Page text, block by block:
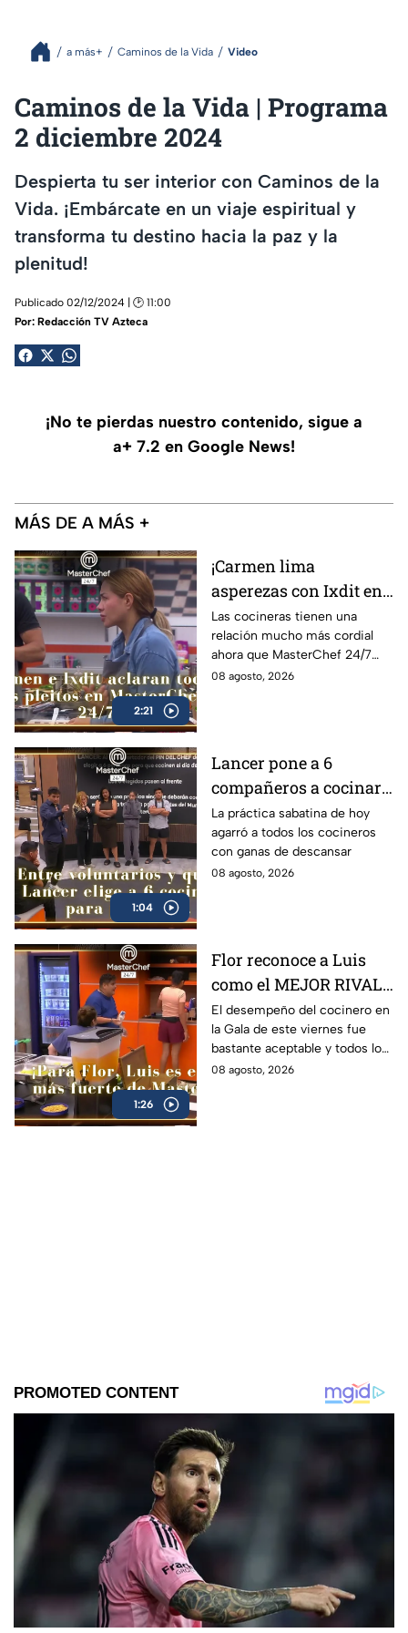
a más+ Caminos de la Vida Video
Caminos de la Vida | Programa
2 diciembre 2024
Despierta tu ser interior con Caminos de la
Vida. ¡Embárcate en un viaje espiritual y
transforma tu destino hacia la paz y la
plenitud!
Publicado 02/12/2024 | 🕑 11:00
Por: Redacción TV Azteca
¡No te pierdas nuestro contenido, sigue a
a+ 7.2 en Google News!
MÁS DE A MÁS +
2:21
¡Carmen lima
asperezas con Ixdit en
MasterChef 24/7 y
culpa a Michelle! 'Me
calentó la cabeza'
(VIDEO)
Las cocineras tienen una
relación mucho más cordial
ahora que MasterChef 24/7
está en su recta final
08 agosto, 2026
1:04
Lancer pone a 6
compañeros a cocinar
para TODOS y Luis se
queja: '¿Premio o
castigo?' (VIDEO)
La práctica sabatina de hoy
agarró a todos los cocineros
con ganas de descansar
08 agosto, 2026
1:26
Flor reconoce a Luis
como el MEJOR RIVAL
de MasterChef 24/7: 'Te
vas a quedar' (VIDEO)
El desempeño del cocinero en
la Gala de este viernes fue
bastante aceptable y todos lo
notaron
08 agosto, 2026